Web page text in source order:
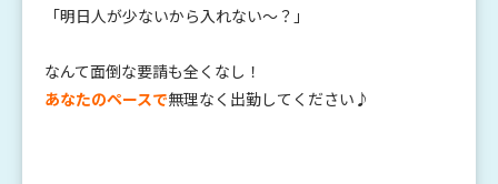
「明日人が少ないから入れない〜？」
なんて面倒な要請も全くなし！
あなたのペースで無理なく出勤してください♪